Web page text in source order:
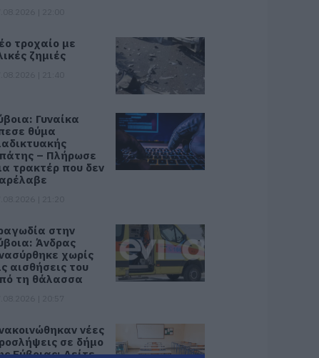
τροχαίο με
ζημιές
Γυναίκα
θύμα
– Πλήρωσε
τρακτέρ που δεν
στην
Άνδρας
χωρίς
αισθήσεις του
τη θάλασσα
νέες
σε δήμο
Εύβοιας: Δείτε